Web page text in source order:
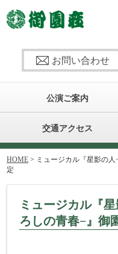
お問い合わせ
公演ご案内
交通アクセス
HOME > ミュージカル『星影の
定
ミュージカル『
ろしの青春−』御